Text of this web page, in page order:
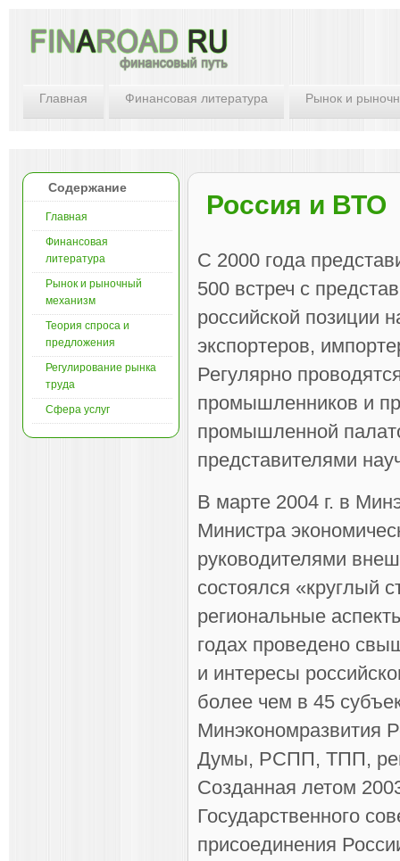
Главная Финансовая литература Рынок и
Россия и ВТО
С 2000 года
500 встреч с
российской позиции
экспортеров,
Регулярно
промышленников и
промышленной
представителями
В марте 2004 г. в
Министра
руководителями
состоялся «круглый
региональные
годах проведено
и интересы
более чем в 45
Минэкономразвития
Думы, РСПП, ТПП,
Созданная летом
Государственного
присоединения
Содержание
Главная
Финансовая
литература
Рынок и рыночный
механизм
Теория спроса и
предложения
Регулирование рынка
труда
Сфера услуг